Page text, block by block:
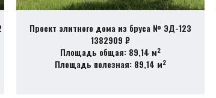
Проект элитного дома из бруса № ЭД-123
1382909 ₽
Площадь общая: 89,14 м2
Площадь полезная: 89,14 м2